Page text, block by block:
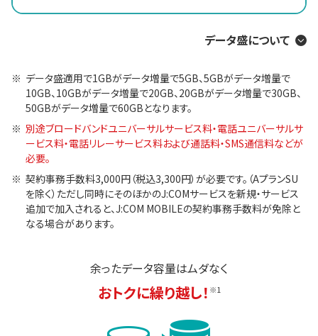
データ盛について
データ盛適用で1GBがデータ増量で5GB、5GBがデータ増量で
10GB、10GBがデータ増量で20GB、20GBがデータ増量で30GB、
50GBがデータ増量で60GBとなります。
別途ブロードバンドユニバーサルサービス料・電話ユニバーサルサ
ービス料・電話リレーサービス料および通話料・SMS通信料などが
必要。
契約事務手数料3,000円（税込3,300円）が必要です。（AプランSU
を除く）ただし同時にそのほかのJ:COMサービスを新規・サービス
追加で加入されると、J:COM MOBILEの契約事務手数料が免除と
なる場合があります。
余ったデータ容量はムダなく
おトクに繰り越し！ ※1